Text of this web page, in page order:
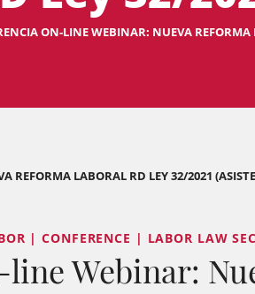
ON-LINE WEBINAR: NUEVA
REFORMA LABORAL RD LEY 32/2021
| CONFERENCE | LABOR LAW
Webinar: